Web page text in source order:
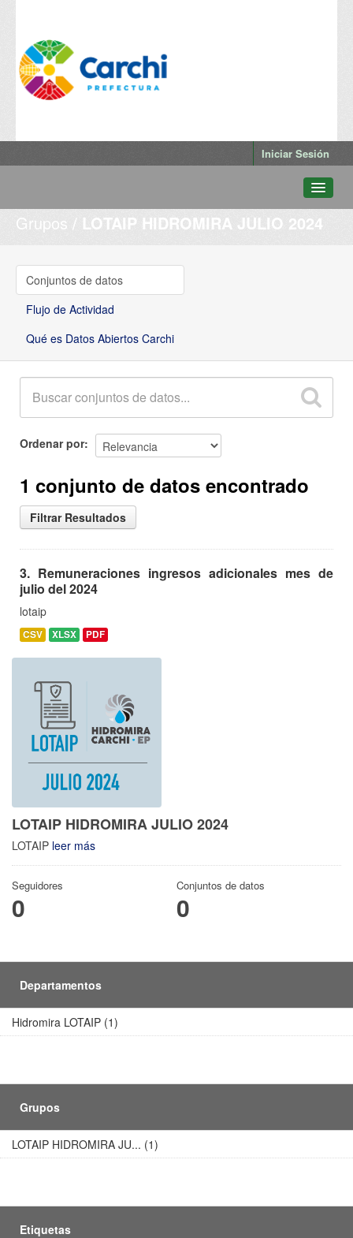
Iniciar Sesión
Conjuntos de datos
Grupos
Qué es Datos Abiertos Carchi
Grupos LOTAIP HIDROMIRA JULIO 2024
Conjuntos de datos
Flujo de Actividad
Qué es Datos Abiertos Carchi
Ordenar por
1 conjunto de datos encontrado
Filtrar Resultados
3. Remuneraciones ingresos adicionales mes de
julio del 2024
lotaip
CSV XLSX PDF
LOTAIP HIDROMIRA JULIO 2024
LOTAIP leer más
Seguidores
0
Conjuntos de datos
0
Departamentos
Hidromira LOTAIP (1)
Grupos
LOTAIP HIDROMIRA JU... (1)
Etiquetas